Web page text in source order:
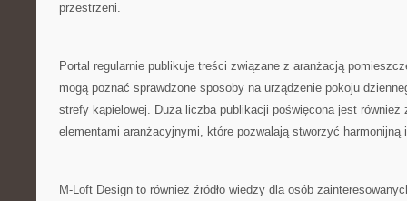
przestrzeni.
Portal regularnie publikuje treści związane z aranżacją
mogą poznać sprawdzone sposoby na urządzenie pokoju
strefy kąpielowej. Duża liczba publikacji poświęcona jest również
elementami aranżacyjnymi, które pozwalają stworzyć
M-Loft Design to również źródło wiedzy dla osób